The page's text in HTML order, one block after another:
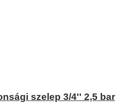
szelep 3/4'' 2,5 bar